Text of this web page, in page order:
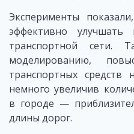
Эксперименты
эффективно улучшать
транспортной сети.
моделированию,
транспортных
немного увеличив
в городе —
длины дорог.